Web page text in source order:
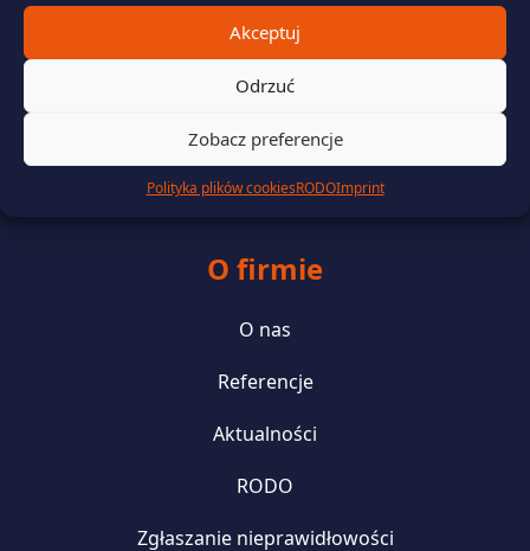
Akceptuj
Odrzuć
Zobacz preferencje
Polityka plików cookiesRODOImprint
Portfolio Management
Zarządzanie danymi rozliczeniowymi i telemetrycznymi
Zielona energia i efektywność energetyczna
O firmie
O nas
Referencje
Aktualności
RODO
Zgłaszanie nieprawidłowości